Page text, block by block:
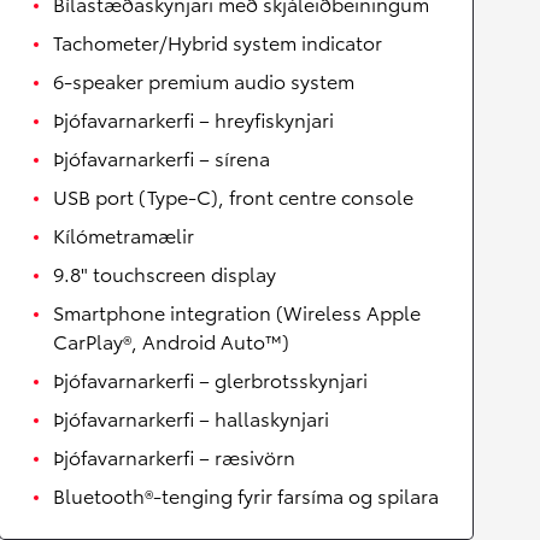
Tachometer/Hybrid system indicator
6-speaker premium audio system
Þjófavarnarkerfi – hreyfiskynjari
Þjófavarnarkerfi – sírena
USB port (Type-C), front centre console
Kílómetramælir
9.8" touchscreen display
Smartphone integration (Wireless Apple
CarPlay®, Android Auto™)
Þjófavarnarkerfi – glerbrotsskynjari
Þjófavarnarkerfi – hallaskynjari
Þjófavarnarkerfi – ræsivörn
Bluetooth®-tenging fyrir farsíma og spilara